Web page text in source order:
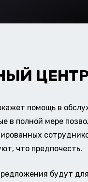
помощь в
в полной мере
что предпочесть.
будут